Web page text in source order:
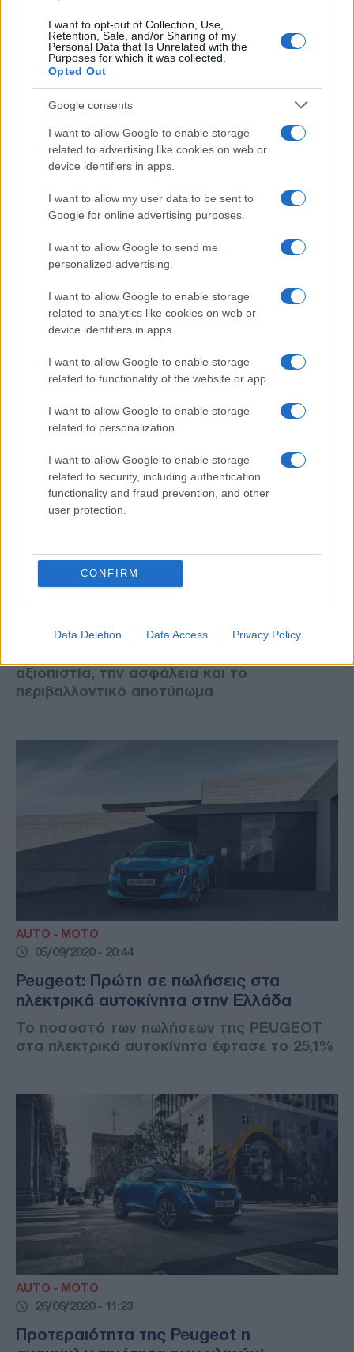
I want to opt-out of Collection, Use,
Retention, Sale, and/or Sharing of my
Personal Data that Is Unrelated with the
Purposes for which it was collected.
Opted Out
Google consents
I want to allow Google to enable storage
related to advertising like cookies on web or
device identifiers in apps.
I want to allow my user data to be sent to
Google for online advertising purposes.
I want to allow Google to send me
personalized advertising.
I want to allow Google to enable storage
related to analytics like cookies on web or
device identifiers in apps.
I want to allow Google to enable storage
related to functionality of the website or app.
I want to allow Google to enable storage
related to personalization.
I want to allow Google to enable storage
related to security, including authentication
functionality and fraud prevention, and other
user protection.
CONFIRM
Data Deletion Data Access Privacy Policy
10/10/2020 - 20:35
Το νέο PEUGEOT e-208 κερδίζει τον
τίτλο του «Ηλεκτρικού Αυτοκινήτου της
Χρονιάς»
Το νέο PEUGEOT e-208 κερδίζει τον τίτλο
του «Ηλεκτρικού Αυτοκινήτου της Χρονιάς»
AUTO - MOTO
18/09/2020 - 10:17
Πρώτη σε αξιοπιστία η Peugeot!
Κριτήριο του διαγωνισμού η τιμή του
αξιοπιστία, την ασφάλεια και το
περιβαλλοντικό αποτύπωμα
AUTO - MOTO
05/09/2020 - 20:44
Peugeot: Πρώτη σε πωλήσεις στα
ηλεκτρικά αυτοκίνητα στην Ελλάδα
Το ποσοστό των πωλήσεων της PEUGEOT
στα ηλεκτρικά αυτοκίνητα έφτασε το 25,1%
AUTO - MOTO
26/06/2020 - 11:23
Προτεραιότητα της Peugeot η